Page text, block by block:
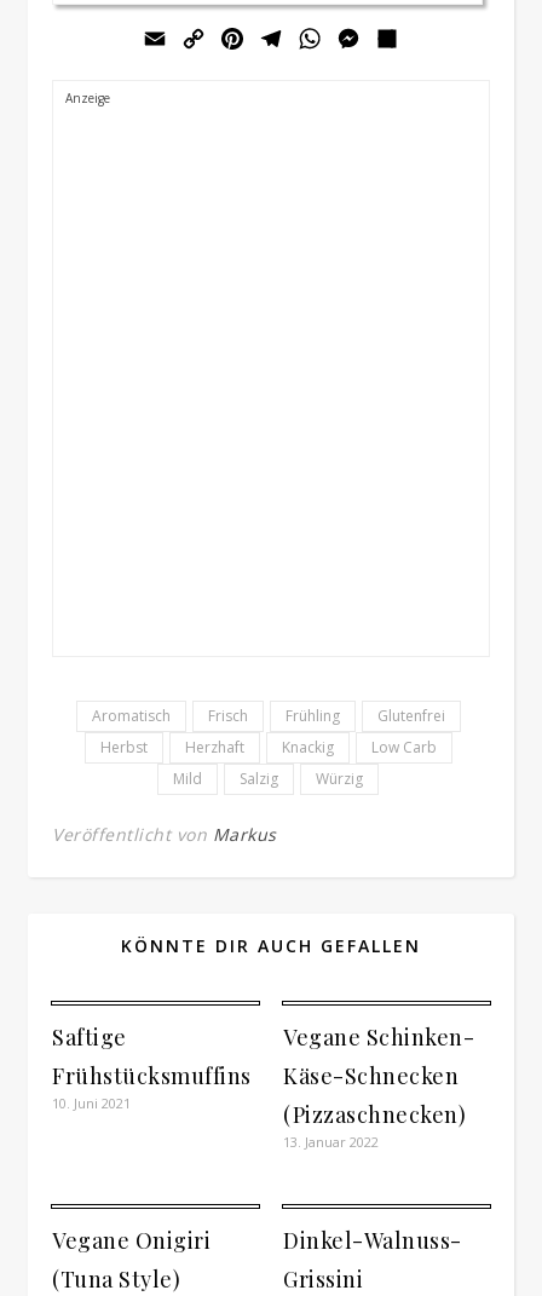
Email
Copy
PinterestTelegramWhatsAppMessenger
Aromatisch Frisch Frühling
Glutenfrei
Herbst
Herzhaft Knackig
Low Carb
Mild
Salzig Würzig
Veröffentlicht von Markus
KÖNNTE DIR AUCH GEFALLEN
Saftige
Frühstücksmuffins
10. Juni 2021
Vegane Schinken-
Käse-Schnecken
(Pizzaschnecken)
13. Januar 2022
Vegane Onigiri
(Tuna Style)
Dinkel-Walnuss-
Grissini